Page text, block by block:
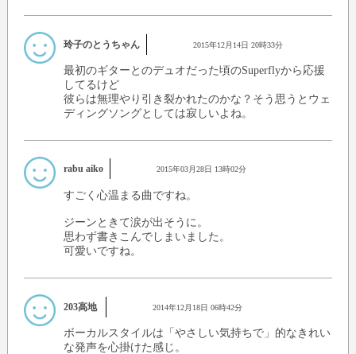
玲子のとうちゃん 2015年12月14日 20時33分
最初のギターとのデュオだった頃のSuperflyから応援
してるけど
彼らは無理やり引き裂かれたのかな？そう思うとウェ
ディングソングとしては寂しいよね。
rabu aiko 2015年03月28日 13時02分
すごく心温まる曲ですね。
ジーンときて涙が出そうに。
思わず書きこんでしまいました。
可愛いですね。
203高地 2014年12月18日 06時42分
ボーカルスタイルは「やさしい気持ちで」的なきれい
な発声を心掛けた感じ。